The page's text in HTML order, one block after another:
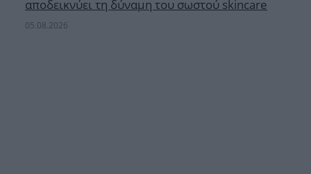
αποδεικνύει τη δύναμη του σωστού skincare
05.08.2026